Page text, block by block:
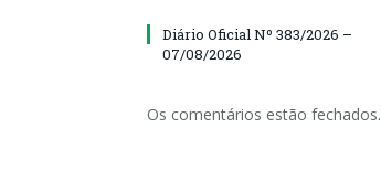
Diário Oficial Nº 383/2026 –
07/08/2026
Os comentários estão fechados.